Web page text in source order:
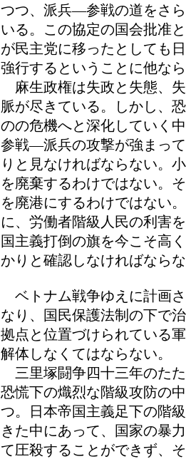
つつ、派兵―参戦の道をさ
いる。この協定の国会批准
が民主党に移ったとしても
強行するということに他な
麻生政権は失政と失態、
脈が尽きている。しかし、
のの危機へと深化していく
参戦―派兵の攻撃が強まっ
りと見なければならない。
を廃棄するわけではない。
を廃港にするわけではない
に、労働者階級人民の利害
国主義打倒の旗を今こそ高
かりと確認しなければなら
ベトナム戦争ゆえに計画
なり、国民保護法制の下で
拠点と位置づけられている
解体しなくてはならない。
三里塚闘争四十三年のた
恐慌下の熾烈な階級攻防の
つ。日本帝国主義足下の階
きた中にあって、国家の暴
て圧殺することができず、